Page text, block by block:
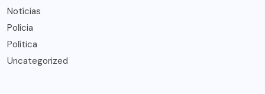
Notícias
Polícia
Política
Uncategorized